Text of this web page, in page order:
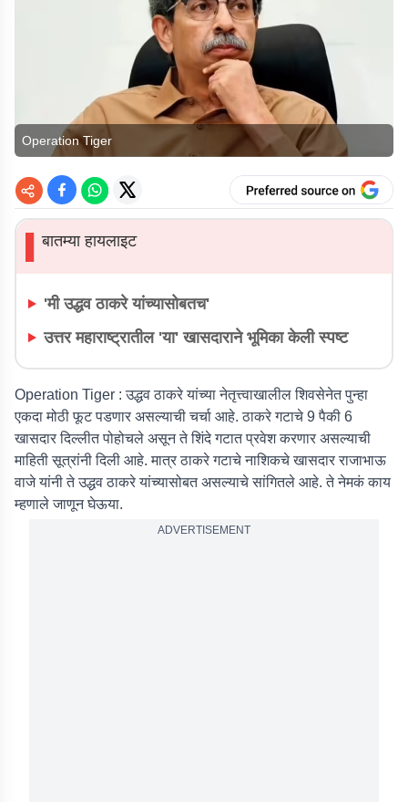
Operation Tiger
▌बातम्या हायलाइट
'मी उद्धव ठाकरे यांच्यासोबतच'
उत्तर महाराष्ट्रातील 'या' खासदाराने भूमिका केली स्पष्ट
Operation Tiger : उद्धव ठाकरे यांच्या नेतृत्त्वाखालील शिवसेनेत पुन्हा
एकदा मोठी फूट पडणार असल्याची चर्चा आहे. ठाकरे गटाचे 9 पैकी 6
खासदार दिल्लीत पोहोचले असून ते शिंदे गटात प्रवेश करणार असल्याची
माहिती सूत्रांनी दिली आहे. मात्र ठाकरे गटाचे नाशिकचे खासदार राजाभाऊ
वाजे यांनी ते उद्धव ठाकरे यांच्यासोबत असल्याचे सांगितले आहे. ते नेमकं काय
म्हणाले जाणून घेऊया.
ADVERTISEMENT